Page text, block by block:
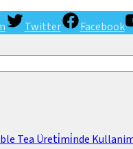
Twitter Facebook
Tea Üreti̇mi̇nde